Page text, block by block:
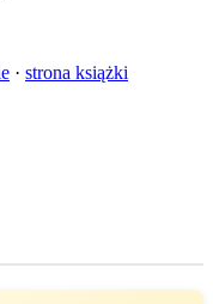
· strona książki